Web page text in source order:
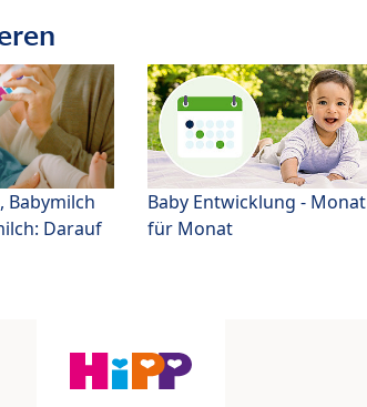
Babymilch
Darauf
Baby Entwicklung - Monat
für Monat